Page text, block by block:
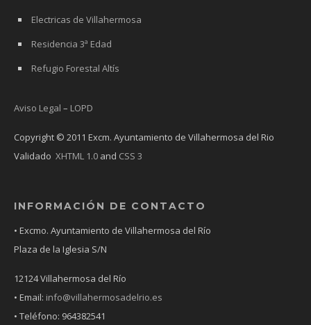
Electricas de Villahermosa
Residencia 3ª Edad
Refugio Forestal Altís
Aviso Legal – LOPD
Copyright © 2011 Excm. Ayuntamiento de Villahermosa del Rio
Validado XHTML 1.0 and CSS 3
INFORMACIÓN DE CONTACTO
• Excmo. Ayuntamiento de Villahermosa del Río
Plaza de la Iglesia S/N
12124 Villahermosa del Río
• Email: info@villahermosadelrio.es
• Teléfono: 964382541